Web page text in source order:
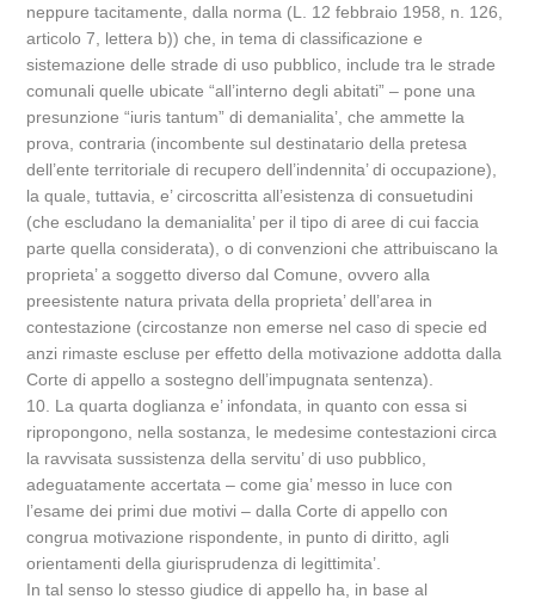
neppure tacitamente, dalla norma (L. 12 febbraio 1958, n. 126,
articolo 7, lettera b)) che, in tema di classificazione e
sistemazione delle strade di uso pubblico, include tra le strade
comunali quelle ubicate “all’interno degli abitati” – pone una
presunzione “iuris tantum” di demanialita’, che ammette la
prova, contraria (incombente sul destinatario della pretesa
dell’ente territoriale di recupero dell’indennita’ di occupazione),
la quale, tuttavia, e’ circoscritta all’esistenza di consuetudini
(che escludano la demanialita’ per il tipo di aree di cui faccia
parte quella considerata), o di convenzioni che attribuiscano la
proprieta’ a soggetto diverso dal Comune, ovvero alla
preesistente natura privata della proprieta’ dell’area in
contestazione (circostanze non emerse nel caso di specie ed
anzi rimaste escluse per effetto della motivazione addotta dalla
Corte di appello a sostegno dell’impugnata sentenza).
10. La quarta doglianza e’ infondata, in quanto con essa si
ripropongono, nella sostanza, le medesime contestazioni circa
la ravvisata sussistenza della servitu’ di uso pubblico,
adeguatamente accertata – come gia’ messo in luce con
l’esame dei primi due motivi – dalla Corte di appello con
congrua motivazione rispondente, in punto di diritto, agli
orientamenti della giurisprudenza di legittimita’.
In tal senso lo stesso giudice di appello ha, in base al